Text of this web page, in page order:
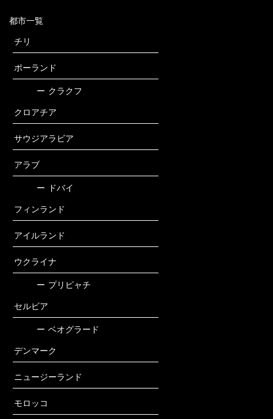
都市一覧
チリ
ポーランド
ー クラクフ
クロアチア
サウジアラビア
アラブ
ー ドバイ
フィンランド
アイルランド
ウクライナ
ー プリピャチ
セルビア
ー ベオグラード
デンマーク
ニュージーランド
モロッコ